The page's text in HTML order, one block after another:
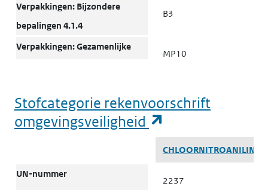
Verpakkingen: Bijzondere
bepalingen 4.1.4
B3
Verpakkingen: Gezamenlijke
MP10
bulkcontainers: Instructies
4.2.5.2, 7.3.2
TP33
Stofcategorie rekenvoorschrift
omgevingsveiligheid
CHLOORNITROANILINEN
UN-nummer
2237